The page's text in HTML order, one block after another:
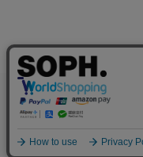
プライバシーポリシー
店舗受取サービス
お客様により良いサー
使用することがございま
ご確認ください。